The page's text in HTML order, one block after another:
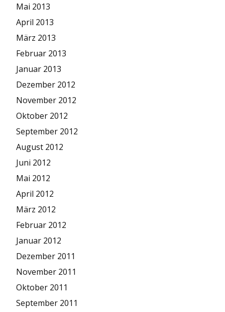
Mai 2013
April 2013
März 2013
Februar 2013
Januar 2013
Dezember 2012
November 2012
Oktober 2012
September 2012
August 2012
Juni 2012
Mai 2012
April 2012
März 2012
Februar 2012
Januar 2012
Dezember 2011
November 2011
Oktober 2011
September 2011